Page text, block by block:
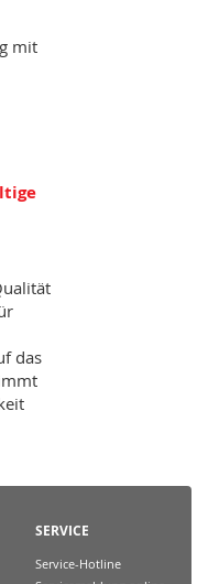
mit
das
SERVICE
Service-Hotline